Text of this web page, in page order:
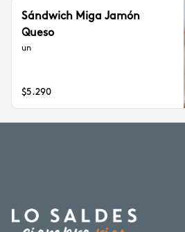
Sándwich Miga Jamón
Queso
un
$5.290